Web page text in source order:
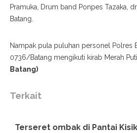
Pramuka, Drum band Ponpes Tazaka,
Batang.
Nampak pula puluhan personel Polres
0736/Batang mengikuti kirab Merah
Batang)
Terkait
Terseret ombak di Pantai